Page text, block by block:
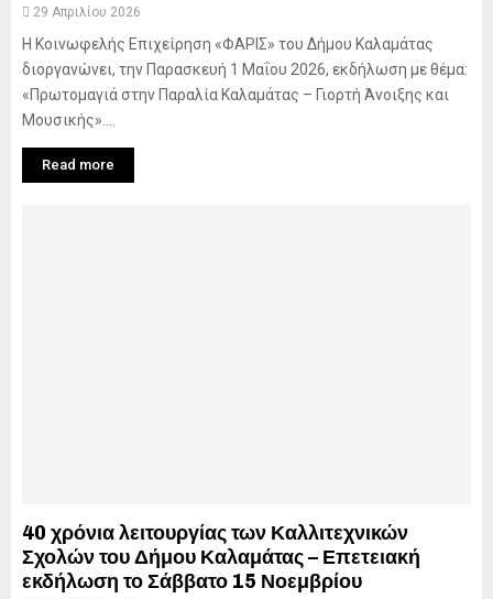
29 Απριλίου 2026
Η Κοινωφελής Επιχείρηση «ΦΑΡΙΣ» του Δήμου Καλαμάτας
διοργανώνει, την Παρασκευή 1 Μαΐου 2026, εκδήλωση με θέμα:
«Πρωτομαγιά στην Παραλία Καλαμάτας – Γιορτή Άνοιξης και
Μουσικής»....
Read more
40 χρόνια λειτουργίας των Καλλιτεχνικών
Σχολών του Δήμου Καλαμάτας – Επετειακή
εκδήλωση το Σάββατο 15 Νοεμβρίου